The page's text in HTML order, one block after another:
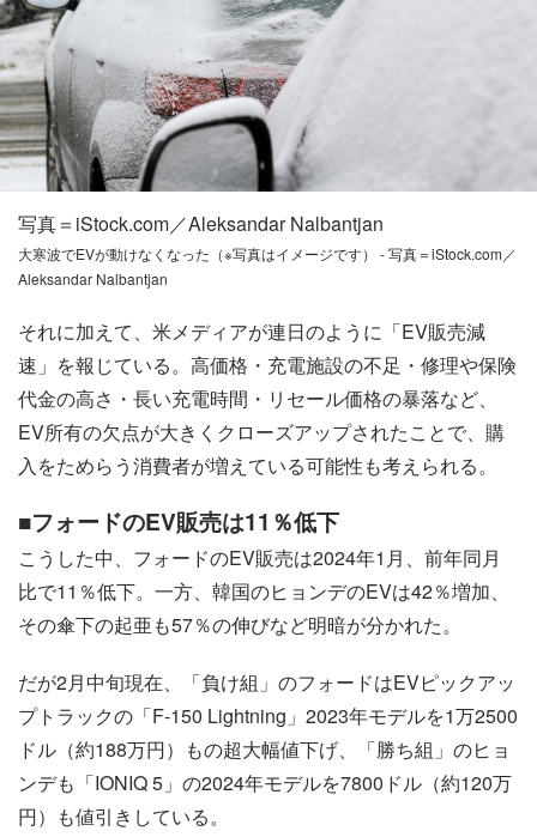
写真＝iStock.com／Aleksandar Nalbantjan
大寒波でEVが動けなくなった（※写真はイメージです） - 写真＝iStock.com／
Aleksandar Nalbantjan
それに加えて、米メディアが連日のように「EV販売減
速」を報じている。高価格・充電施設の不足・修理や保険
代金の高さ・長い充電時間・リセール価格の暴落など、
EV所有の欠点が大きくクローズアップされたことで、購
入をためらう消費者が増えている可能性も考えられる。
■フォードのEV販売は11％低下
こうした中、フォードのEV販売は2024年1月、前年同月
比で11％低下。一方、韓国のヒョンデのEVは42％増加、
その傘下の起亜も57％の伸びなど明暗が分かれた。
だが2月中旬現在、「負け組」のフォードはEVピックアッ
プトラックの「F-150 Lightning」2023年モデルを1万2500
ドル（約188万円）もの超大幅値下げ、「勝ち組」のヒョ
ンデも「IONIQ 5」の2024年モデルを7800ドル（約120万
円）も値引きしている。